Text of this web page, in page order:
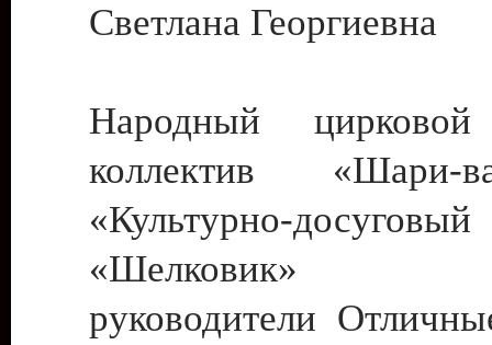
Светлана Георгиевна
Народный цирковой
коллектив
«Культурно-
«Шелковик»
руководители